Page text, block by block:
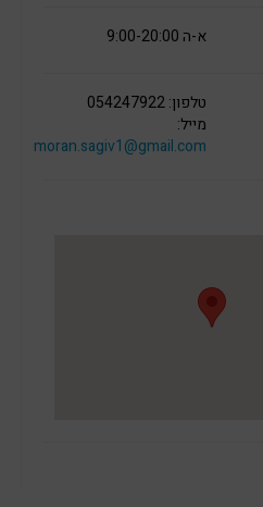
א-ה 9:00-20:00
טלפון: 054247922
מייל:
moran.sagiv1@gmail.com